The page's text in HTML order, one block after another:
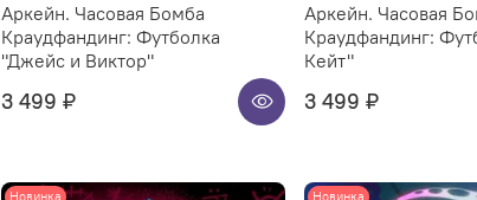
Аркейн. Часовая Бомба
Краудфандинг: Футболка
"Джейс и Виктор"
3 499 ₽
Аркейн. Часовая
Краудфандинг:
Кейт"
3 499 ₽
Новинка Новинка